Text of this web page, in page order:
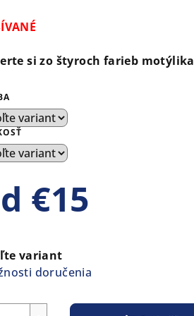
si zo štyroch farieb motýlika
€15
variant
doručenia